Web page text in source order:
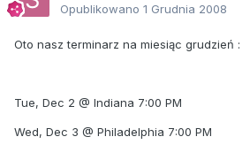
Opublikowano 1 Grudnia 2008
Oto nasz terminarz na miesiąc grudzień :
Tue, Dec 2 @ Indiana 7:00 PM
Wed, Dec 3 @ Philadelphia 7:00 PM